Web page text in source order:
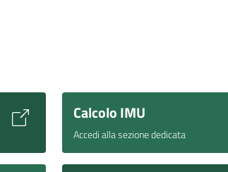
Calcolo IMU
Accedi alla sezione dedicata